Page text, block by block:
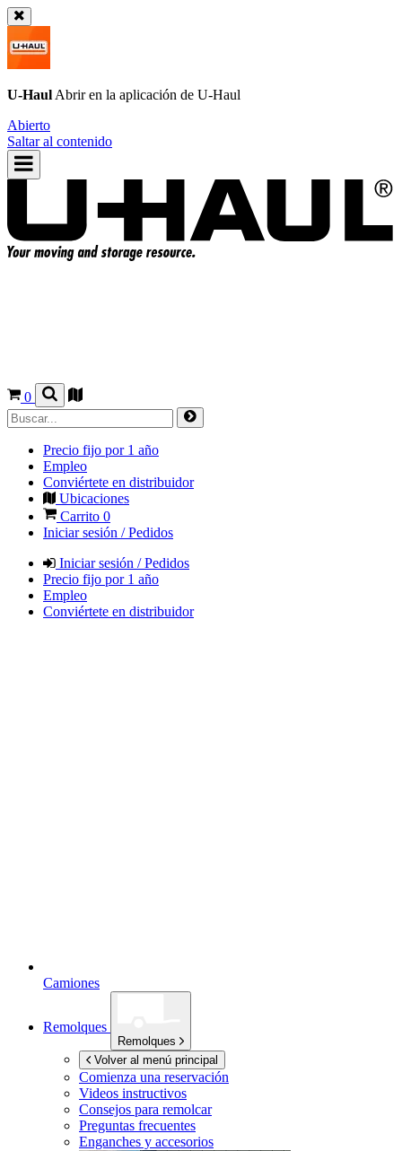
U-Haul Abrir en la aplicación de U-Haul
Abierto
Saltar al contenido
0
Precio fijo por 1 año
Empleo
Conviértete en distribuidor
Ubicaciones
Carrito 0
Iniciar sesión / Pedidos
Iniciar sesión / Pedidos
Precio fijo por 1 año
Empleo
Conviértete en distribuidor
Camiones
Remolques
Remolques
Volver al menú principal
Comienza una reservación
Videos instructivos
Consejos para remolcar
Preguntas frecuentes
Enganches y accesorios